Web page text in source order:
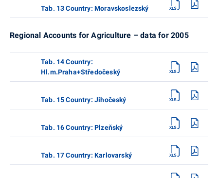
Tab. 13 Country: Moravskoslezský
Regional Accounts for Agriculture – data for 2005
Tab. 14 Country:
Hl.m.Praha+Středočeský
Tab. 15 Country: Jihočeský
Tab. 16 Country: Plzeňský
Tab. 17 Country: Karlovarský